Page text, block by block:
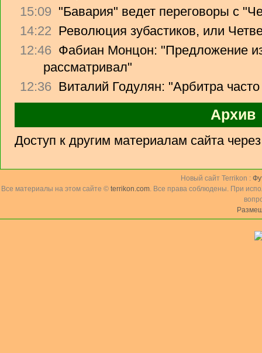
15:09 "Бавария" ведет переговоры с
14:22 Революция зубастиков, или
12:46 Фабиан Монцон: "Предложение
рассматривал"
12:36 Виталий Годулян: "Арбитра
Архив
Доступ к другим материалам сайта
Новый сайт Terrikon :
Все материалы на этом сайте © terrikon.com. Все права соблюдены. При